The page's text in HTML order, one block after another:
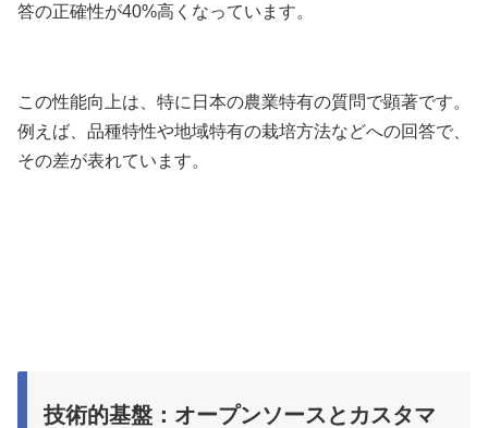
答の正確性が40%高くなっています。
この性能向上は、特に日本の農業特有の質問で顕著です。
例えば、品種特性や地域特有の栽培方法などへの回答で、
その差が表れています。
技術的基盤：オープンソースとカスタマ